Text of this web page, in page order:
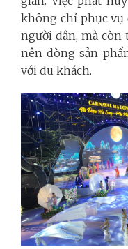
không chỉ phục vụ
người dân, mà còn
nên dòng sản
với du khách.